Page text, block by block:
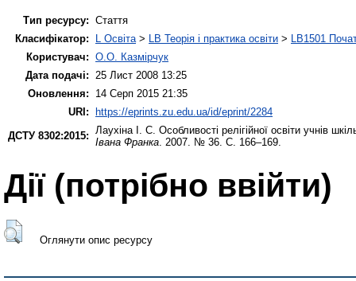
Тип ресурсу: Стаття
Класифікатор:
L Освіта > LB Теорія і практика освіти > LB1501
Користувач: О.О. Казмірчук
Дата подачі:
25 Лист 2008 13:25
Оновлення:
14 Серп 2015 21:35
URI: https://eprints.zu.edu.ua/id/eprint/2284
ДСТУ 8302:2015:
Лаухіна І. С. Особливості релігійної освіти учнів
Івана Франка . 2007. № 36. С. 166–169.
Дії ​​(потрібно ввійти)
Оглянути опис ресурсу